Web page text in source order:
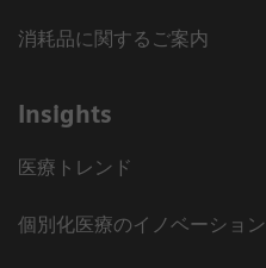
消耗品に関するご案内
Insights
医療トレンド
個別化医療のイノベーション